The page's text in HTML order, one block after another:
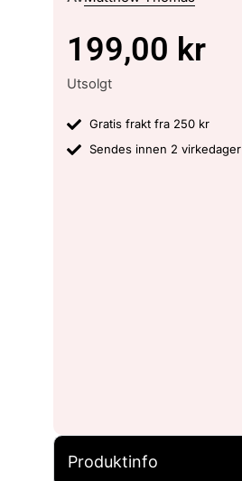
199,00 kr
Utsolgt
Gratis frakt fra 250 kr
Sendes innen 2 virkedager
Produktinfo